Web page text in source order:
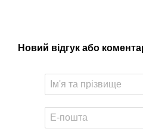
Новий відгук або